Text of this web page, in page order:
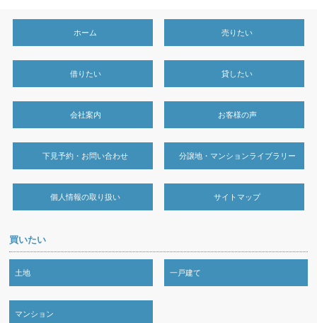
ホーム 売りたい
借りたい 貸したい
会社案内 お客様の声
下見予約・お問い合わせ 分譲地・マンションライブラリー
個人情報の取り扱い サイトマップ
買いたい
土地 一戸建て
マンション